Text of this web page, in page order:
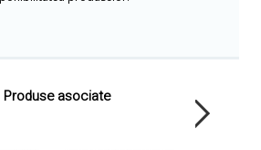
Produse asociate